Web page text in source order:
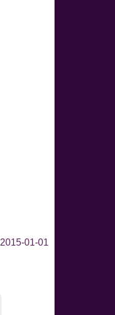
2015-01-01